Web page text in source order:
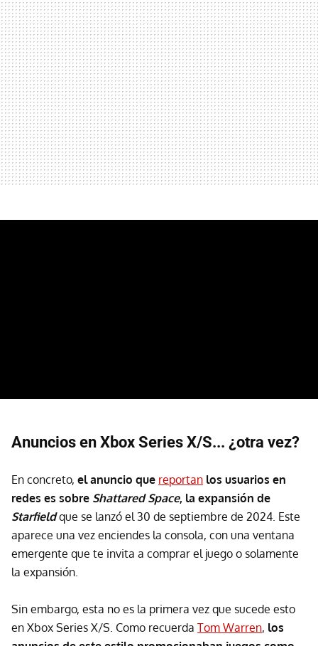
Anuncios en Xbox Series X/S... ¿otra vez?
En concreto, el anuncio que reportan los usuarios en
redes es sobre Shattared Space, la expansión de
Starfield que se lanzó el 30 de septiembre de 2024. Este
aparece una vez enciendes la consola, con una ventana
emergente que te invita a comprar el juego o solamente
la expansión.
Sin embargo, esta no es la primera vez que sucede esto
en Xbox Series X/S. Como recuerda Tom Warren, los